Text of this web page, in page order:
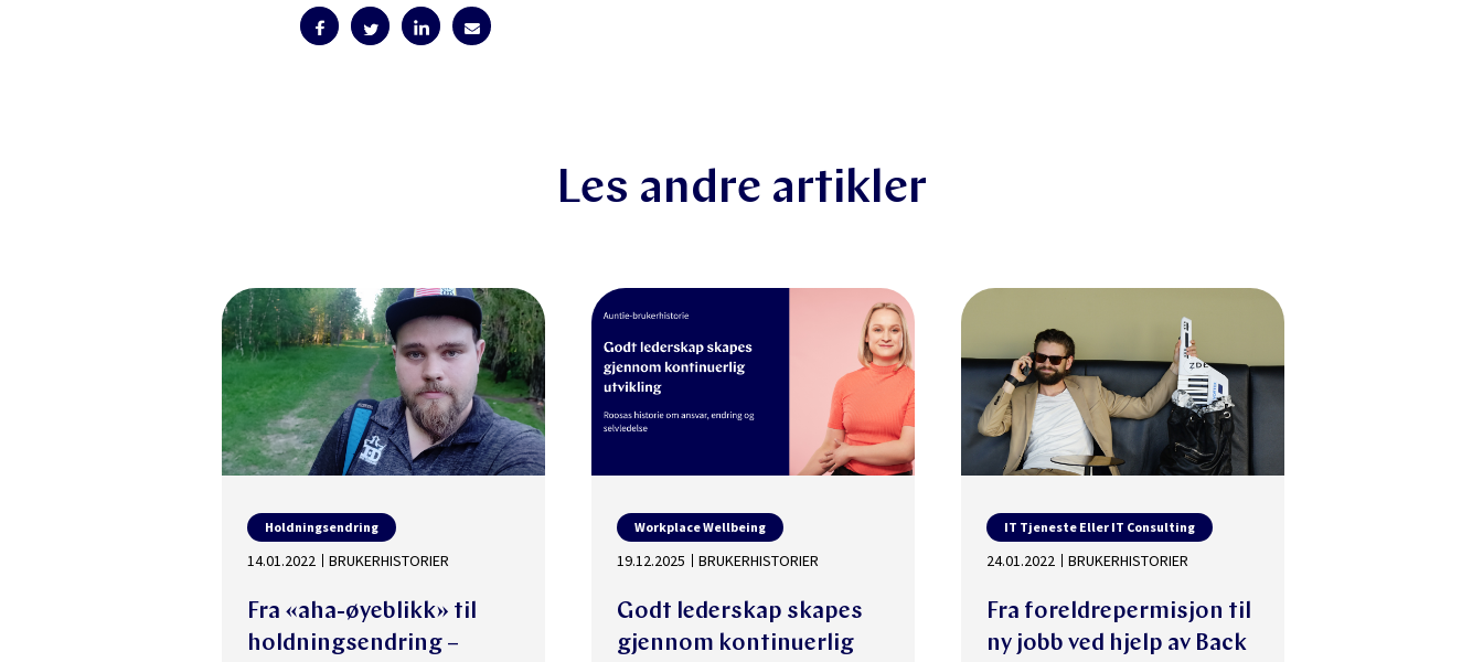
Les andre artikler
Holdningsendring
14.01.2022 BRUKERHISTORIER
Fra «aha-øyeblikk» til
holdningsendring –
Workplace Wellbeing
19.12.2025 BRUKERHISTORIER
Godt lederskap skapes
gjennom kontinuerlig
IT Tjeneste Eller IT Consulting
24.01.2022 BRUKERHISTORIER
Fra foreldrepermisjon til
ny jobb ved hjelp av Back